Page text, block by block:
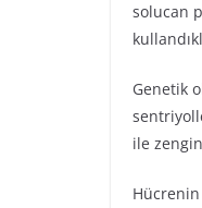
solucan
Genetik
ile